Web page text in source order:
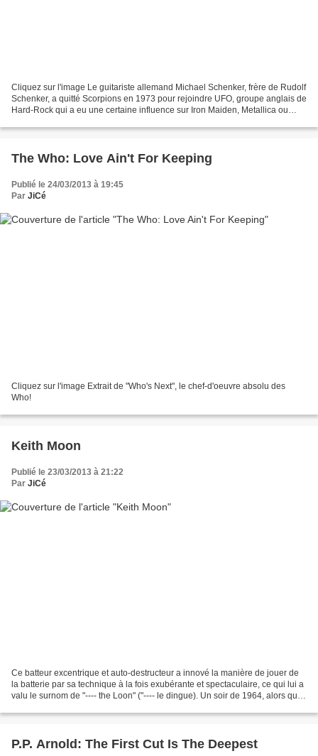
Cliquez sur l'image Le guitariste allemand Michael Schenker, frère de Rudolf
Schenker, a quitté Scorpions en 1973 pour rejoindre UFO, groupe anglais de
Hard-Rock qui a eu une certaine influence sur Iron Maiden, Metallica ou
The Who: Love Ain't For Keeping
Publié le 24/03/2013 à 19:45
Par JiCé
Cliquez sur l'image Extrait de "Who's Next", le chef-d'oeuvre absolu des
Who!
Keith Moon
Publié le 23/03/2013 à 21:22
Par JiCé
Ce batteur excentrique et auto-destructeur a innové la manière de jouer de
la batterie par sa technique à la fois exubérante et spectaculaire, ce qui lui a
valu le surnom de "---- the Loon" ("---- le dingue). Un soir de 1964, alors qu'il
P.P. Arnold: The First Cut Is The Deepest